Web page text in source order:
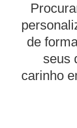
de
seus
carinho